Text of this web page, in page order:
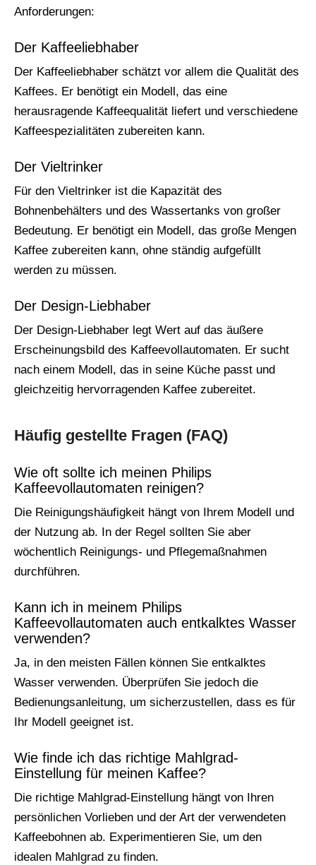
Anforderungen:
Der Kaffeeliebhaber
Der Kaffeeliebhaber schätzt vor allem die Qualität des
Kaffees. Er benötigt ein Modell, das eine
herausragende Kaffeequalität liefert und verschiedene
Kaffeespezialitäten zubereiten kann.
Der Vieltrinker
Für den Vieltrinker ist die Kapazität des
Bohnenbehälters und des Wassertanks von großer
Bedeutung. Er benötigt ein Modell, das große Mengen
Kaffee zubereiten kann, ohne ständig aufgefüllt
werden zu müssen.
Der Design-Liebhaber
Der Design-Liebhaber legt Wert auf das äußere
Erscheinungsbild des Kaffeevollautomaten. Er sucht
nach einem Modell, das in seine Küche passt und
gleichzeitig hervorragenden Kaffee zubereitet.
Häufig gestellte Fragen (FAQ)
Wie oft sollte ich meinen Philips
Kaffeevollautomaten reinigen?
Die Reinigungshäufigkeit hängt von Ihrem Modell und
der Nutzung ab. In der Regel sollten Sie aber
wöchentlich Reinigungs- und Pflegemaßnahmen
durchführen.
Kann ich in meinem Philips
Kaffeevollautomaten auch entkalktes Wasser
verwenden?
Ja, in den meisten Fällen können Sie entkalktes
Wasser verwenden. Überprüfen Sie jedoch die
Bedienungsanleitung, um sicherzustellen, dass es für
Ihr Modell geeignet ist.
Wie finde ich das richtige Mahlgrad-
Einstellung für meinen Kaffee?
Die richtige Mahlgrad-Einstellung hängt von Ihren
persönlichen Vorlieben und der Art der verwendeten
Kaffeebohnen ab. Experimentieren Sie, um den
idealen Mahlgrad zu finden.